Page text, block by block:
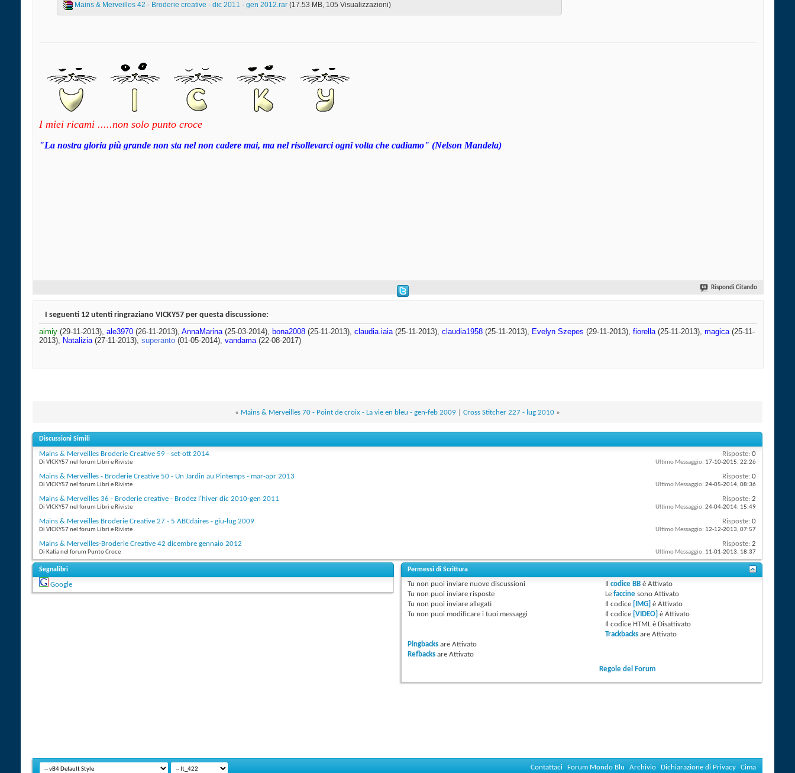
Mains & Merveilles 42 - Broderie creative - dic 2011 - gen 2012.rar‎ (17.53 MB, 105 Visualizzazioni)
I miei ricami .....non solo punto croce
"La nostra gloria più grande non sta nel non cadere mai, ma nel risollevarci ogni volta che cadiamo" (Nelson Mandela)
Rispondi Citando
I seguenti 12 utenti ringraziano VICKY57 per questa discussione:
aimiy (29-11-2013), ale3970 (26-11-2013), AnnaMarina(25-03-2014), bona2008 (25-11-2013), claudia.iaia(25-11-2013), claudia1958 (25-11-2013), Evelyn Szepes (29-11-2013), fiorella(25-11-2013), magica(25-11-
2013), Natalizia(27-11-2013), superanto (01-05-2014), vandama(22-08-2017)
« Mains & Merveilles 70 - Point de croix - La vie en bleu - gen-feb 2009 Cross Stitcher 227 - lug 2010 »
Discussioni Simili
Mains & Merveilles Broderie Creative 59 - set-ott 2014
Di VICKY57 nel forum Libri e Riviste
Risposte: 0
Ultimo Messaggio: 17-10-2015, 22:26
Mains & Merveilles - Broderie Creative 50 - Un Jardin au Pintemps - mar-apr 2013
Di VICKY57 nel forum Libri e Riviste
Risposte: 0
Ultimo Messaggio: 24-05-2014, 08:36
Mains & Merveilles 36 - Broderie creative - Brodez l'hiver dic 2010-gen 2011
Di VICKY57 nel forum Libri e Riviste
Risposte: 2
Ultimo Messaggio: 24-04-2014, 15:49
Mains & Merveilles Broderie Creative 27 - 5 ABCdaires - giu-lug 2009
Di VICKY57 nel forum Libri e Riviste
Risposte: 0
Ultimo Messaggio: 12-12-2013, 07:57
Mains & Merveilles-Broderie Creative 42 dicembre gennaio 2012
Di Katia nel forum Punto Croce
Risposte: 2
Ultimo Messaggio: 11-01-2013, 18:37
Segnalibri
Google
Permessi di Scrittura
Tu non puoi inviare nuove discussioni
Tu non puoi inviare risposte
Tu non puoi inviare allegati
Tu non puoi modificare i tuoi messaggi
Ilcodice BB èAttivato
Lefaccine sonoAttivato
Il codice
[IMG] èAttivato
Il codice [VIDEO] èAttivato
Il codice HTML è Disattivato
Trackbacks areAttivato
Pingbacks areAttivato
Refbacks areAttivato
Regole del Forum
Contattaci Forum Mondo Blu Archivio Dichiarazione di Privacy Cima